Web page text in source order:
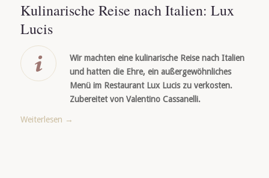
Kulinarische Reise nach Italien: Lux
Lucis
Wir machten eine kulinarische Reise nach Italien
und hatten die Ehre, ein außergewöhnliches
Menü im Restaurant Lux Lucis zu verkosten.
Zubereitet von Valentino Cassanelli.
Weiterlesen →